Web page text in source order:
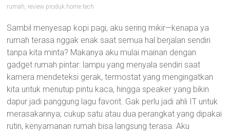
rumah, review produk home tech
Sambil menyesap kopi pagi, aku sering mikir—kenapa ya
rumah terasa nggak enak saat semua hal berjalan sendiri
tanpa kita minta? Makanya aku mulai mainan dengan
gadget rumah pintar: lampu yang menyala sendiri saat
kamera mendeteksi gerak, termostat yang mengingatkan
kita untuk menutup pintu kaca, hingga speaker yang bikin
dapur jadi panggung lagu favorit. Gak perlu jadi ahli IT untuk
merasakannya; cukup satu atau dua perangkat yang dipakai
rutin, kenyamanan rumah bisa langsung terasa. Aku